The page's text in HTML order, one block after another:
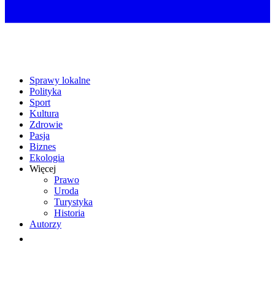
Sprawy lokalne
Polityka
Sport
Kultura
Zdrowie
Pasja
Biznes
Ekologia
Więcej
Prawo
Uroda
Turystyka
Historia
Autorzy